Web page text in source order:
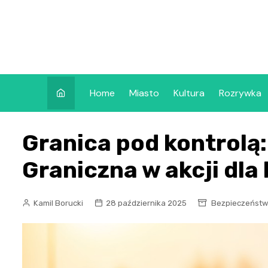
Home Miasto Kultura Rozrywka
Granica pod
Graniczna w akcji
Kamil Borucki 28 października 2025